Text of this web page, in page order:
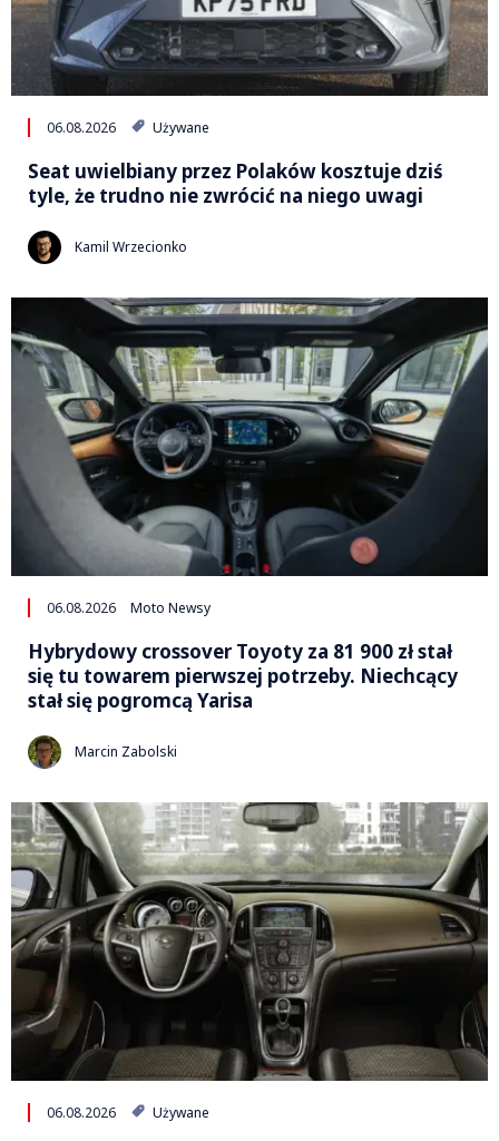
06.08.2026 Używane
Seat uwielbiany przez Polaków kosztuje dziś
tyle, że trudno nie zwrócić na niego uwagi
Kamil Wrzecionko
06.08.2026 Moto Newsy
Hybrydowy crossover Toyoty za 81 900 zł stał
się tu towarem pierwszej potrzeby. Niechcący
stał się pogromcą Yarisa
Marcin Zabolski
06.08.2026 Używane